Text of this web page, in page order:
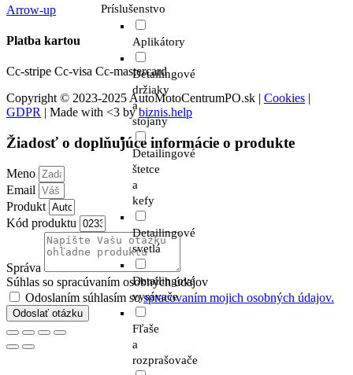
Príslušenstvo
Aplikátory
Detailingové
držiaky
a
stojany
Detailingové
štetce
a
kefy
Detailingové
svetlá
Detailingové
vysávače
Fľaše
a
rozprašovače
Arrow-up
Platba kartou
Cc-stripe Cc-visa Cc-mastercard
Copyright © 2023-2025 AutoMotoCentrumPO.sk | Cookies |
GDPR | Made with <3 bybiznis.help
Žiadosť o doplňujúce informácie o produkte
Meno
Email
Produkt
Kód produktu
Správa
Súhlas so spracúvaním osobných údajov
Odoslaním súhlasím sospracovaním mojich osobných údajov.
Odoslať otázku